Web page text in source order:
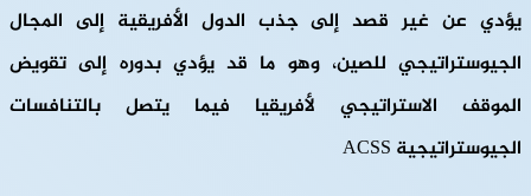
يؤدي عن غير قصد إلى جذب الدول الأفريقية إلى المجال
الجيوستراتيجي للصين، وهو ما قد يؤدي بدوره إلى تقويض
الموقف الاستراتيجي لأفريقيا فيما يتصل بالتنافسات
الجيوستراتيجية ACSS